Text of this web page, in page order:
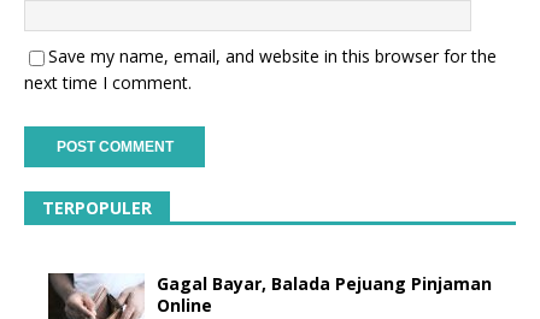
Save my name, email, and website in this browser for the
next time I comment.
TERPOPULER
Gagal Bayar, Balada Pejuang Pinjaman
Online